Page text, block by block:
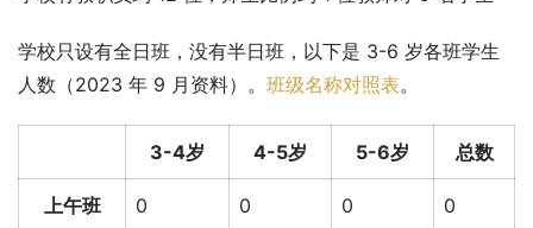
学校只设有全日班，没有半日班，以下是 3-6 岁各班学生
人数（2023 年 9 月资料）。 班级名称对照表。
3-4岁 4-5岁 5-6岁 总数
上午班 0 0 0 0